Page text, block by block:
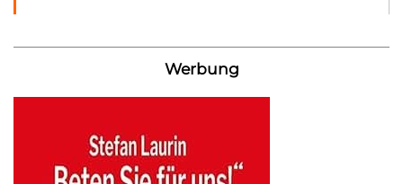
Werbung